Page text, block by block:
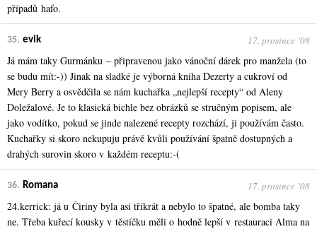
případů hafo.
35. evik 17. prosince ʼ08
Já mám taky Gurmánku – připravenou jako vánoční dárek pro manžela (to
se budu mít:-)) Jinak na sladké je výborná kniha Dezerty a cukroví od
Mery Berry a osvědčila se nám kuchařka „nejlepší recepty“ od Aleny
Doležalové. Je to klasická bichle bez obrázků se stručným popisem, ale
jako vodítko, pokud se jinde nalezené recepty rozchází, ji používám často.
Kuchařky si skoro nekupuju právě kvůli používání špatně dostupných a
drahých surovin skoro v každém receptu:-(
36. Romana 17. prosince ʼ08
24.kerrick: já u Čiriny byla asi třikrát a nebylo to špatné, ale bomba taky
ne. Třeba kuřecí kousky v těstíčku měli o hodně lepší v restauraci Alma na